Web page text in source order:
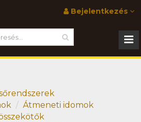
Bejelentkezés
Átmeneti idomok